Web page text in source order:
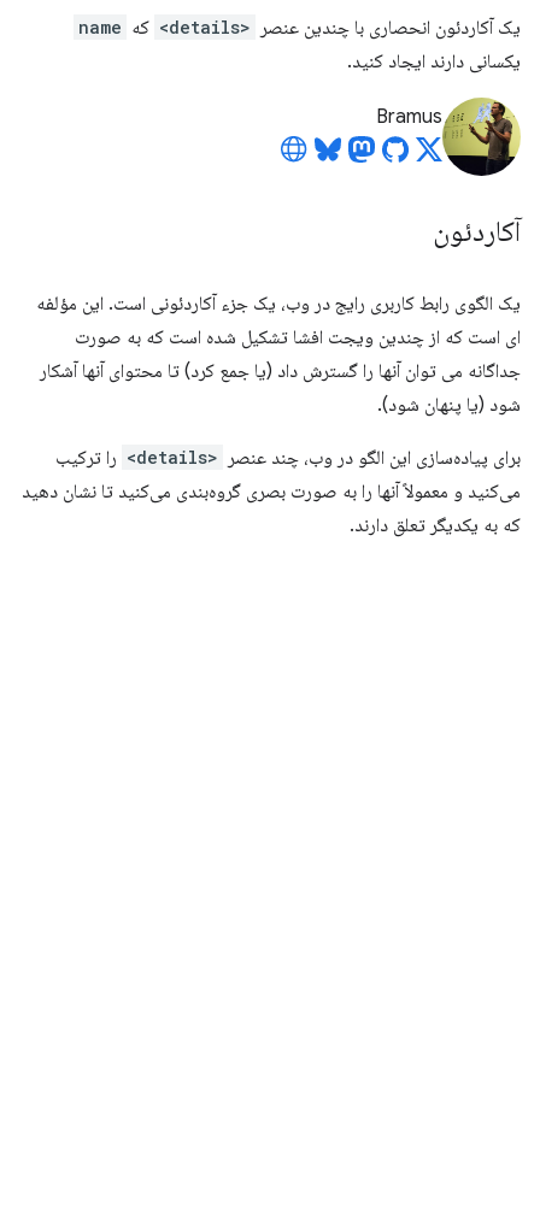
یک آکاردئون انحصاری با چندین عنصر <details> که name
یکسانی دارند ایجاد کنید.
Bramus
آکاردئون
یک الگوی رابط کاربری رایج در وب، یک جزء آکاردئونی است. این مؤلفه
ای است که از چندین ویجت افشا تشکیل شده است که به صورت
جداگانه می توان آنها را گسترش داد (یا جمع کرد) تا محتوای آنها آشکار
شود (یا پنهان شود).
برای پیاده‌سازی این الگو در وب، چند عنصر <details>
را ترکیب
می‌کنید و معمولاً آنها را به صورت بصری گروه‌بندی می‌کنید تا نشان دهید
که به یکدیگر تعلق دارند.